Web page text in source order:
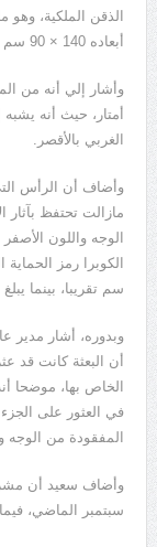
الذقن الملكية، وهو
أبعاده 140 × 90 سم بارتفاع يبلغ 75 سم”.
أمتار، حيث أنه يشبه
الغربي بالأقصر.
وأضاف أن الرأس
مازالت تحتفظ بآثار
الوجه واللون
سم تقريبا، بينما يبلغ
وبدوره، أشار مدير
أن البعثة كانت قد
الخاص بها، موضحا
في العثور على الجزء
المفقودة من الوجه
وأضاف سعيد أن
سبتمبر الماضي،